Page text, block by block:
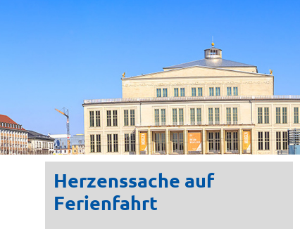
Herzenssache auf
Ferienfahrt